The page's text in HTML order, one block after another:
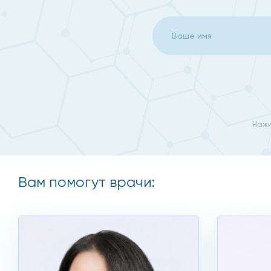
у вас подтвердили беременность на ранних сроках.
Кроме этого, гинекологи назначают УЗИ матки для
что цена на ультразвуковое исследование весьма
полипы;
Вам помогут врачи: